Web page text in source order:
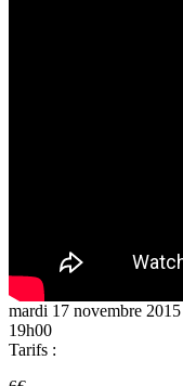
mardi 17 novembre 2015
19h00
Tarifs :